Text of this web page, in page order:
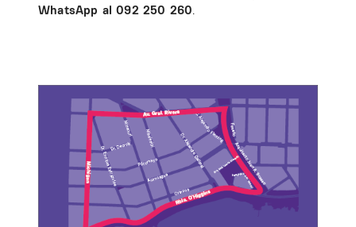
WhatsApp al 092 250 260.